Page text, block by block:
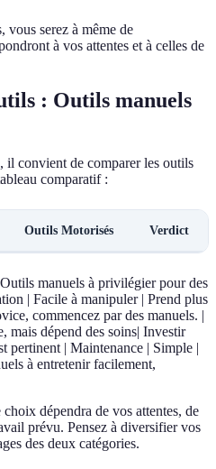
vous serez à même de
à vos attentes et à celles de
: Outils manuels
convient de comparer les outils
comparatif :
Outils Motorisés Verdict
manuels à privilégier pour des
| Facile à manipuler | Prend plus
commencez par des manuels. |
mais dépend des soins| Investir
pertinent | Maintenance | Simple |
à entretenir facilement,
dépendra de vos attentes, de
prévu. Pensez à diversifier vos
des deux catégories.